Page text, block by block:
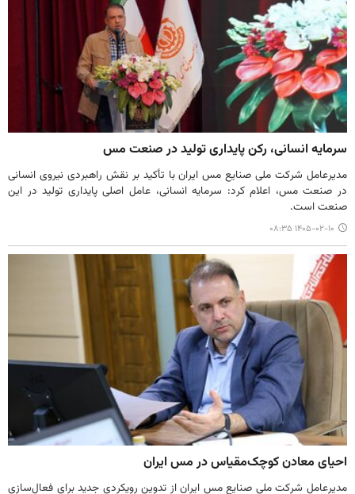
سرمایه انسانی، رکن پایداری تولید در صنعت مس
مدیرعامل شرکت ملی صنایع مس ایران با تأکید بر نقش راهبردی نیروی انسانی
در صنعت مس، اعلام کرد: سرمایه انسانی، عامل اصلی پایداری تولید در این
صنعت است.
۱۴۰۵-۰۲-۱۰ ۰۸:۳۵
احیای معادن کوچک‌مقیاس در مس ایران
مدیرعامل شرکت ملی صنایع مس ایران از تدوین رویکردی جدید برای فعال‌سازی